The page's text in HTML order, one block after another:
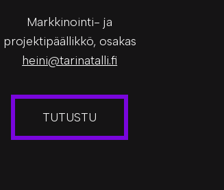
Markkinointi- ja
projektipäällikkö, osakas
heini@tarinatalli.fi
TUTUSTU